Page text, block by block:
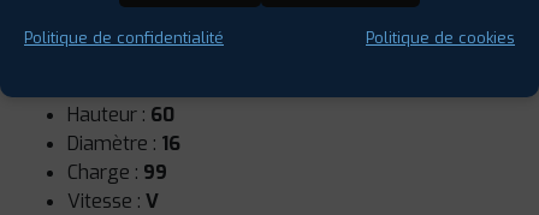
Saison :
4 Saisons
Hauteur : 60
Diamètre : 16
Charge : 99
Vitesse : V
Politique de confidentialité Politique de cookies